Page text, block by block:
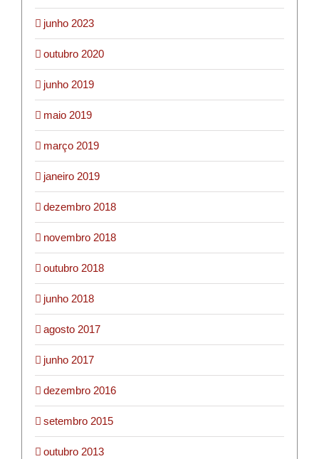
junho 2023
outubro 2020
junho 2019
maio 2019
março 2019
janeiro 2019
dezembro 2018
novembro 2018
outubro 2018
junho 2018
agosto 2017
junho 2017
dezembro 2016
setembro 2015
outubro 2013